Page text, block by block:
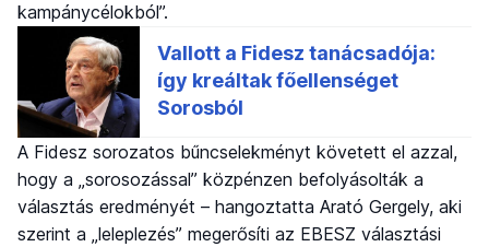
kampánycélokból”.
A Fidesz sorozatos bűncselekményt követett el azzal,
hogy a „sorosozással” közpénzen befolyásolták a
választás eredményét – hangoztatta Arató Gergely, aki
szerint a „leleplezés” megerősíti az EBESZ választási